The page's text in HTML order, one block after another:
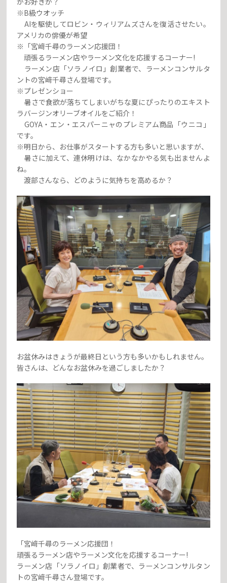
※B級ウオッチ
AIを駆使してロビン・ウィリアムズさんを復活させたい。
アメリカの俳優が希望
※「宮﨑千尋のラーメン応援団！
頑張るラーメン店やラーメン文化を応援するコーナー!
ラーメン店「ソラノイロ」創業者で、ラーメンコンサルタ
ントの宮﨑千尋さん登場です。
※プレゼンショー
暑さで食欲が落ちてしまいがちな夏にぴったりのエキスト
ラバージンオリーブオイルをご紹介！
GOYA・エン・エスパーニャのプレミアム商品「ウニコ」
です。
※明日から、お仕事がスタートする方も多いと思いますが、
暑さに加えて、連休明けは、なかなかやる気も出ませんよ
ね。
渡部さんなら、どのように気持ちを高めるか？
お盆休みはきょうが最終日という方も多いかもしれません。
皆さんは、どんなお盆休みを過ごしましたか？
「宮﨑千尋のラーメン応援団！
頑張るラーメン店やラーメン文化を応援するコーナー!
ラーメン店「ソラノイロ」創業者で、ラーメンコンサルタン
トの宮﨑千尋さん登場です。